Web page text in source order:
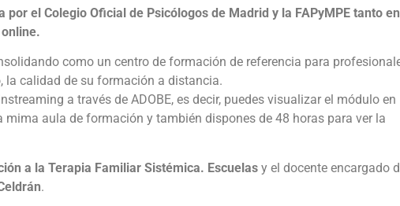
el Colegio Oficial de Psicólogos de Madrid y la FAPyMPE tanto en
como un centro de formación de referencia para
la calidad de su formación a distancia.
a través de ADOBE, es decir, puedes visualizar el módulo en
mima aula de formación y también dispones de 48 horas para ver la
a la Terapia Familiar Sistémica. Escuelas y el docente encargado
.